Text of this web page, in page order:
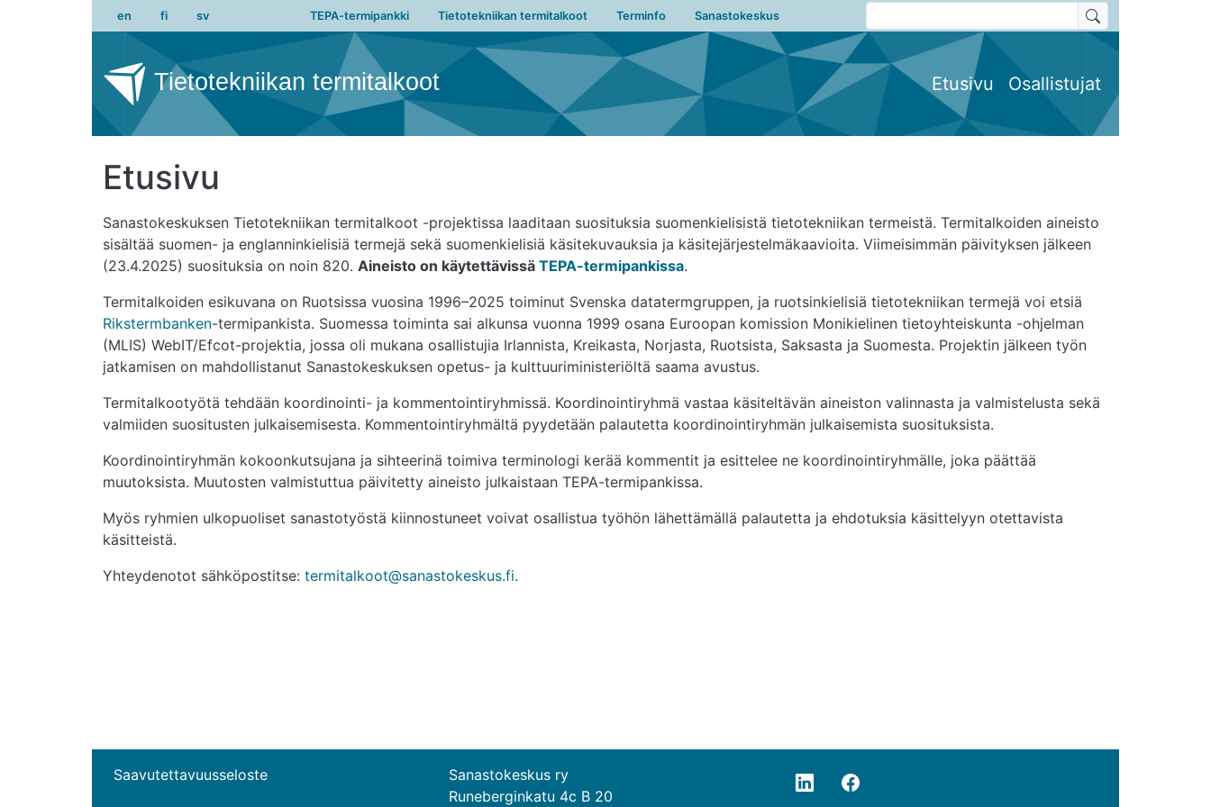
Hyppää pääsisältöön
en fi sv Main navigation
TEPA-termipankki Tietotekniikan termitalkoot Terminfo Sanastokeskus
Tietotekniikan termitalkoot termitalkoot 2025
Etusivu Osallistujat
Etusivu
Sanastokeskuksen Tietotekniikan termitalkoot -projektissa laaditaan suosituksia suomenkielisistä tietotekniikan termeistä. Termitalkoiden aineisto
sisältää suomen- ja englanninkielisiä termejä sekä suomenkielisiä käsitekuvauksia ja käsitejärjestelmäkaavioita. Viimeisimmän päivityksen jälkeen
(23.4.2025) suosituksia on noin 820. Aineisto on käytettävissä TEPA-termipankissa.
Termitalkoiden esikuvana on Ruotsissa vuosina 1996–2025 toiminut Svenska datatermgruppen, ja ruotsinkielisiä tietotekniikan termejä voi etsiä
Rikstermbanken-termipankista. Suomessa toiminta sai alkunsa vuonna 1999 osana Euroopan komission Monikielinen tietoyhteiskunta -ohjelman
(MLIS) WebIT/Efcot-projektia, jossa oli mukana osallistujia Irlannista, Kreikasta, Norjasta, Ruotsista, Saksasta ja Suomesta. Projektin jälkeen työn
jatkamisen on mahdollistanut Sanastokeskuksen opetus- ja kulttuuriministeriöltä saama avustus.
Termitalkootyötä tehdään koordinointi- ja kommentointiryhmissä. Koordinointiryhmä vastaa käsiteltävän aineiston valinnasta ja valmistelusta sekä
valmiiden suositusten julkaisemisesta. Kommentointiryhmältä pyydetään palautetta koordinointiryhmän julkaisemista suosituksista.
Koordinointiryhmän kokoonkutsujana ja sihteerinä toimiva terminologi kerää kommentit ja esittelee ne koordinointiryhmälle, joka päättää
muutoksista. Muutosten valmistuttua päivitetty aineisto julkaistaan TEPA-termipankissa.
Myös ryhmien ulkopuoliset sanastotyöstä kiinnostuneet voivat osallistua työhön lähettämällä palautetta ja ehdotuksia käsittelyyn otettavista
käsitteistä.
Yhteydenotot sähköpostitse: termitalkoot@sanastokeskus.fi.
Saavutettavuusseloste
Sanastokeskus ry
Runeberginkatu 4c B 20